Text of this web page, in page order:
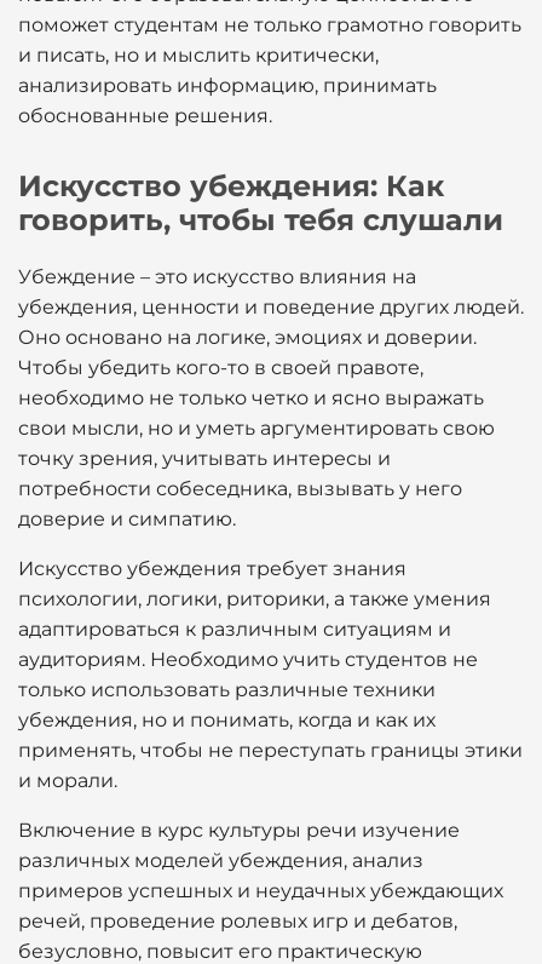
поможет студентам не только грамотно говорить
и писать, но и мыслить критически,
анализировать информацию, принимать
обоснованные решения.
Искусство убеждения: Как
говорить, чтобы тебя слушали
Убеждение – это искусство влияния на
убеждения, ценности и поведение других людей.
Оно основано на логике, эмоциях и доверии.
Чтобы убедить кого-то в своей правоте,
необходимо не только четко и ясно выражать
свои мысли, но и уметь аргументировать свою
точку зрения, учитывать интересы и
потребности собеседника, вызывать у него
доверие и симпатию.
Искусство убеждения требует знания
психологии, логики, риторики, а также умения
адаптироваться к различным ситуациям и
аудиториям. Необходимо учить студентов не
только использовать различные техники
убеждения, но и понимать, когда и как их
применять, чтобы не переступать границы этики
и морали.
Включение в курс культуры речи изучение
различных моделей убеждения, анализ
примеров успешных и неудачных убеждающих
речей, проведение ролевых игр и дебатов,
безусловно, повысит его практическую